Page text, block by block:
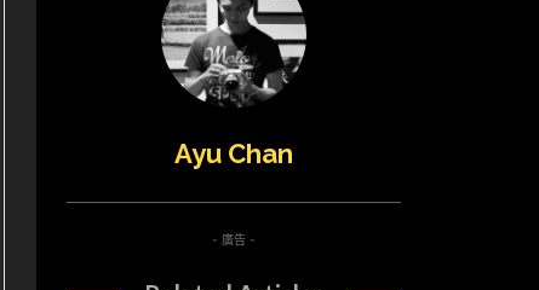
Ayu Chan
- 廣告 -